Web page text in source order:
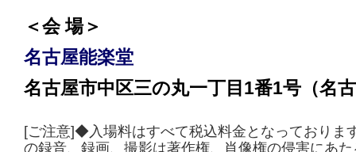
＜会 場＞
名古屋能楽堂
名古屋市中区三の丸一丁目1番1号（名
[ご注意]◆入場料はすべて税込料金となっておりま
の録音、録画、撮影は著作権、肖像権の侵害にあ